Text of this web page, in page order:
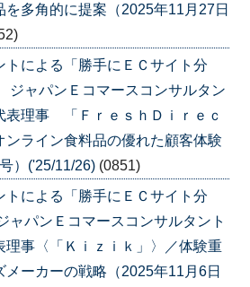
を多角的に提案（2025年11月27日
トによる「勝手にＥＣサイト分
ャパンＥコマースコンサルタン
表理事 「ＦｒｅｓｈＤｉｒｅｃ
ンライン食料品の優れた顧客体験
）('25/11/26) (0851)
トによる「勝手にＥＣサイト分
パンＥコマースコンサルタント
事〈「Ｋｉｚｉｋ」〉／体験重
ーカーの戦略（2025年11月6日